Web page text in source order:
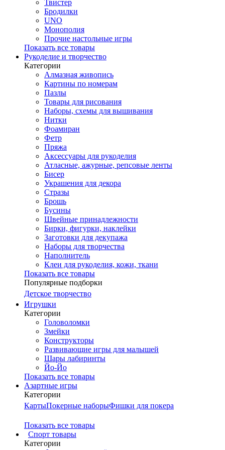
Твистер
Бродилки
UNO
Монополия
Прочие настольные игры
Показать все товары
Рукоделие и творчество
Категории
Алмазная живопись
Картины по номерам
Пазлы
Товары для рисования
Наборы, схемы для вышивания
Нитки
Фоамиран
Фетр
Пряжа
Аксессуары для рукоделия
Атласные, ажурные, репсовые ленты
Бисер
Украшения для декора
Стразы
Брошь
Бусины
Швейные принадлежности
Бирки, фигурки, наклейки
Заготовки для декупажа
Наборы для творчества
Наполнитель
Клеи для рукоделия, кожи, ткани
Показать все товары
Популярные подборки
Детское творчество
Игрушки
Категории
Головоломки
Змейки
Конструкторы
Развивающие игры для малышей
Шары лабиринты
Йо-Йо
Показать все товары
Азартные игры
Категории
КартыПокерные наборыФишки для покера
Показать все товары
Cпорт товары
Категории